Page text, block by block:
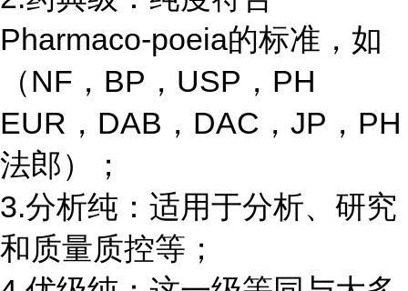
Pharmaco-poeia的标准，如
（NF，BP，USP，PH
EUR，DAB，DAC，JP，PH
法郎）；
3.分析纯：适用于分析、研究
和质量质控等；